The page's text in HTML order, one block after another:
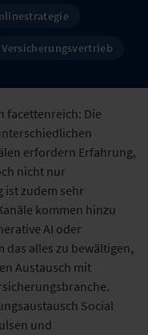
Versicherungsvertrieb
facettenreich: Die
erfordern Erfahrung,
nicht nur
ist zudem sehr
kommen hinzu
AI oder
das alles zu bewältigen,
Austausch mit
Social
und